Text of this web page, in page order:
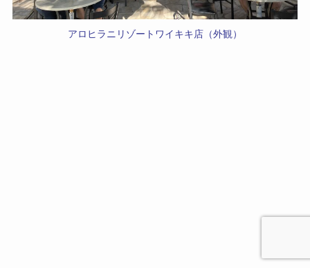
アロヒラニリゾートワイキキ店（外観）